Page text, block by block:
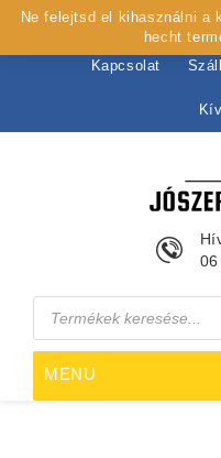
Kezdőlap Rólunk
Kapcsolat
Products
search
MENU
Ne felejtsd el kihasználni a
hecht